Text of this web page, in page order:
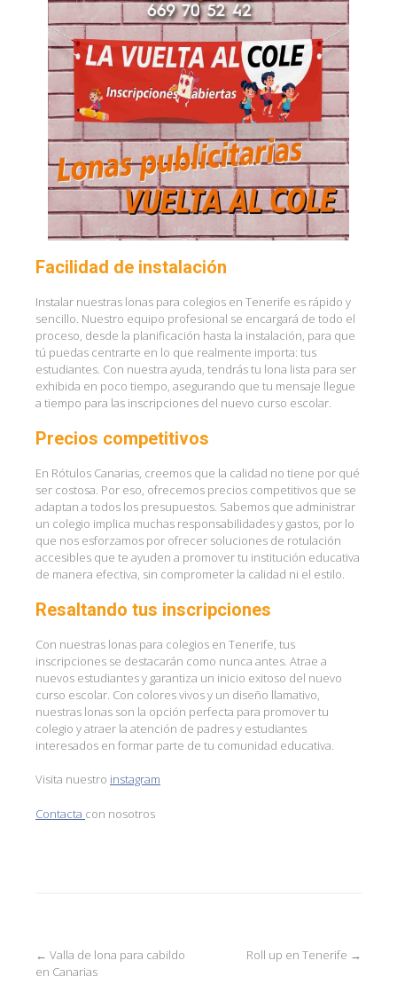
Facilidad de instalación
Instalar nuestras lonas para colegios en Tenerife es rápido y
sencillo. Nuestro equipo profesional se encargará de todo el
proceso, desde la planificación hasta la instalación, para que
tú puedas centrarte en lo que realmente importa: tus
estudiantes. Con nuestra ayuda, tendrás tu lona lista para ser
exhibida en poco tiempo, asegurando que tu mensaje llegue
a tiempo para las inscripciones del nuevo curso escolar.
Precios competitivos
En Rótulos Canarias, creemos que la calidad no tiene por qué
ser costosa. Por eso, ofrecemos precios competitivos que se
adaptan a todos los presupuestos. Sabemos que administrar
un colegio implica muchas responsabilidades y gastos, por lo
que nos esforzamos por ofrecer soluciones de rotulación
accesibles que te ayuden a promover tu institución educativa
de manera efectiva, sin comprometer la calidad ni el estilo.
Resaltando tus inscripciones
Con nuestras lonas para colegios en Tenerife, tus
inscripciones se destacarán como nunca antes. Atrae a
nuevos estudiantes y garantiza un inicio exitoso del nuevo
curso escolar. Con colores vivos y un diseño llamativo,
nuestras lonas son la opción perfecta para promover tu
colegio y atraer la atención de padres y estudiantes
interesados en formar parte de tu comunidad educativa.
Visita nuestro instagram
Contacta con nosotros
Post
← Valla de lona para cabildo
en Canarias
Roll up en Tenerife →